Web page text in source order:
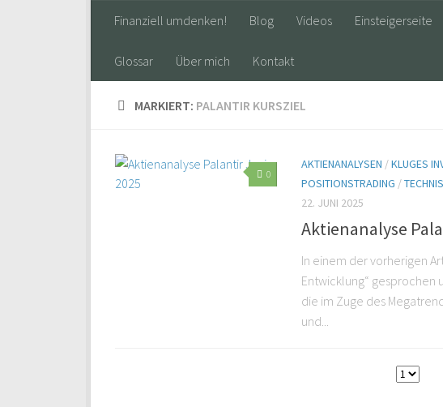
Finanziell umdenken! Blog Videos Einsteigerseite
Glossar Über mich Kontakt
MARKIERT: PALANTIR KURSZIEL
0
AKTIENANALYSEN /KLUGES
POSITIONSTRADING /
22. JUNI 2025
Aktienanalyse
In einem der vorherigen
Entwicklung“ gesprochen
die im Zuge des
und...